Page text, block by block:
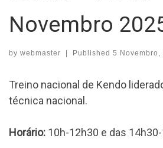
Novembro
by webmaster | Published 5 Novembro,
Treino nacional de Kendo
técnica nacional.
Horário: 10h-12h30 e das